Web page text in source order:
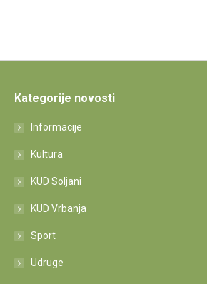
Kategorije novosti
Informacije
Kultura
KUD Soljani
KUD Vrbanja
Sport
Udruge